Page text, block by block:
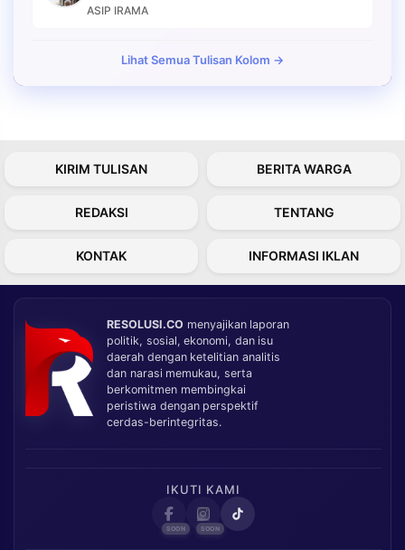
ASIP IRAMA
Lihat Semua Tulisan Kolom →
KIRIM TULISAN BERITA WARGA
REDAKSI TENTANG
KONTAK INFORMASI IKLAN
RESOLUSI.CO menyajikan laporan
politik, sosial, ekonomi, dan isu
daerah dengan ketelitian analitis
dan narasi memukau, serta
berkomitmen membingkai
peristiwa dengan perspektif
cerdas-berintegritas.
IKUTI KAMI